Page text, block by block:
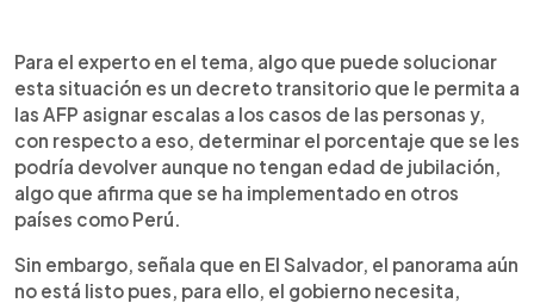
Para el experto en el tema, algo que puede solucionar
esta situación es un decreto transitorio que le permita a
las AFP asignar escalas a los casos de las personas y,
con respecto a eso, determinar el porcentaje que se les
podría devolver aunque no tengan edad de jubilación,
algo que afirma que se ha implementado en otros
países como Perú.
Sin embargo, señala que en El Salvador, el panorama aún
no está listo pues, para ello, el gobierno necesita,